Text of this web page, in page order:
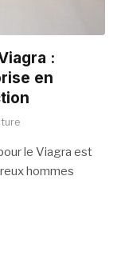
:
en
le Viagra est
hommes